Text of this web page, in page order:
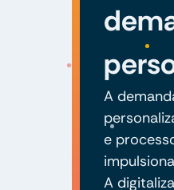
A
e
A